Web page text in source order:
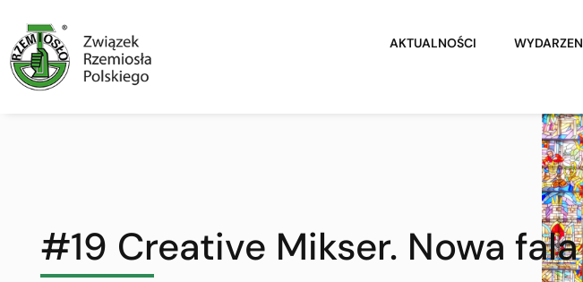
AKTUALNOŚCI
#19 Creative Mikser. Nowa fala